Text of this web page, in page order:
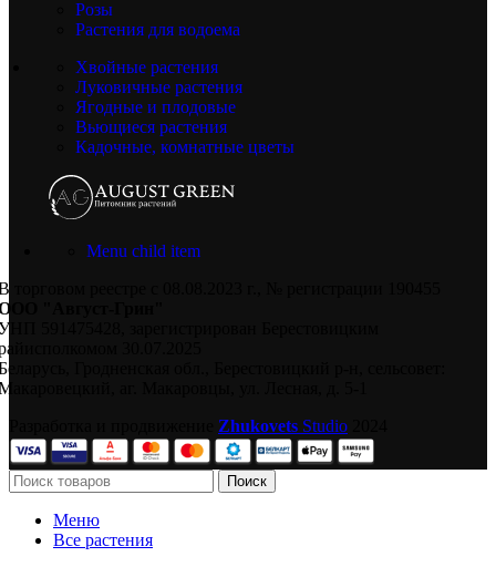
Розы
Растения для водоема
Хвойные растения
Луковичные растения
Ягодные и плодовые
Вьющиеся растения
Кадочные, комнатные цветы
Menu child item
торговом реестре с 08.08.2023 г., № регистрации 190455
"Август-Грин"
591475428, зарегистрирован Берестовицким
30.07.2025
Гродненская обл., Берестовицкий р-н, сельсовет:
аг. Макаровцы, ул. Лесная, д. 5-1
Zhukovets Studio
Поиск
Меню
Все растения